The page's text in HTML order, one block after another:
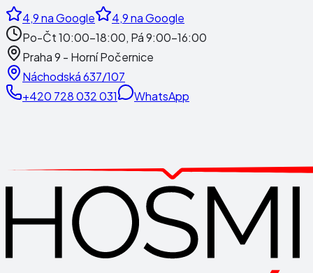
4,9na Google 4,9na Google
Po-Čt 10:00-18:00, Pá 9:00-16:00
Praha 9 - Horní Počernice
Náchodská 637/107
+420 728 032 031
WhatsApp